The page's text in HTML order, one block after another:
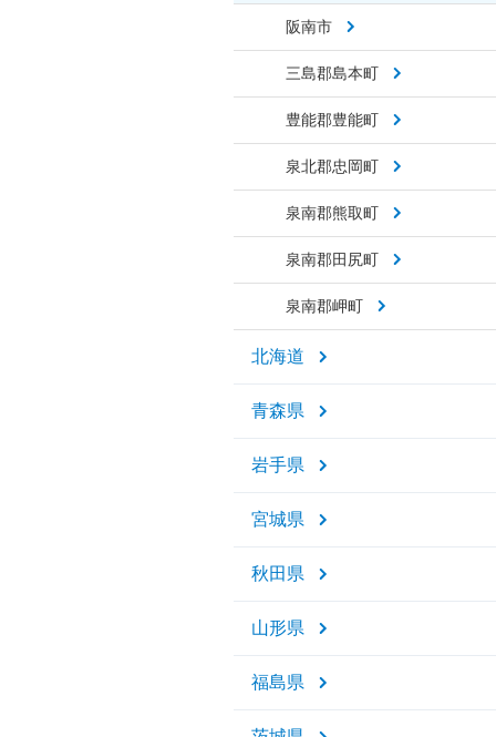
阪南市
三島郡島本町
豊能郡豊能町
泉北郡忠岡町
泉南郡熊取町
泉南郡田尻町
泉南郡岬町
北海道
青森県
岩手県
宮城県
秋田県
山形県
福島県